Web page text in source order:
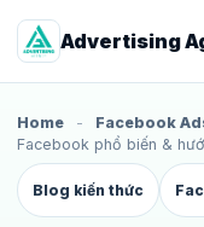
Advertising
Home - Facebook
Facebook phổ biến &
Blog kiến thức